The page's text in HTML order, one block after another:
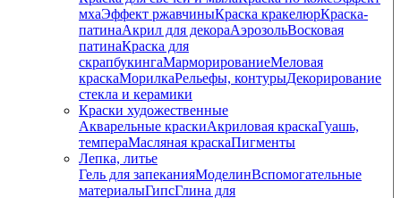
мхаЭффект ржавчиныКраска кракелюрКраска-
патинаАкрил для декораАэрозольВосковая
патинаКраска для
скрапбукингаМарморированиеМеловая
краскаМорилкаРельефы, контурыДекорирование
стекла и керамики
Краски художественные
Акварельные краскиАкриловая краскаГуашь,
темпераМасляная краскаПигменты
Лепка, литье
Гель для запеканияМоделинВспомогательные
материалыГипсГлина для